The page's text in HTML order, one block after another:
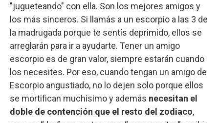
"jugueteando" con ella. Son los mejores amigos y
los más sinceros. Si llamás a un escorpio a las 3 de
la madrugada porque te sentís deprimido, ellos se
arreglarán para ir a ayudarte. Tener un amigo
escorpio es de gran valor, siempre estarán cuando
los necesites. Por eso, cuando tengan un amigo de
Escorpio angustiado, no lo dejen solo porque ellos
se mortifican muchísimo y además necesitan el
doble de contención que el resto del zodiaco,